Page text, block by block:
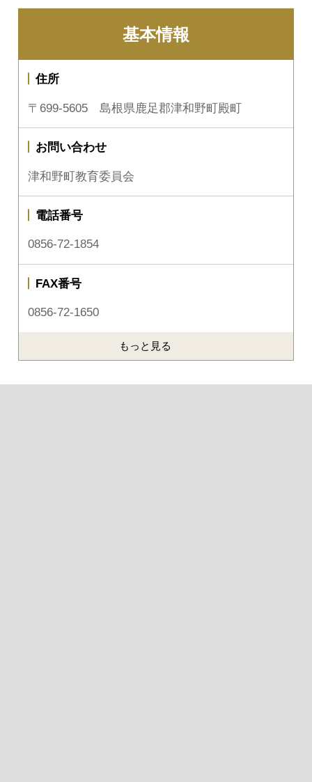
基本情報
住所
〒699-5605 島根県鹿足郡津和野町殿町
お問い合わせ
津和野町教育委員会
電話番号
0856-72-1854
FAX番号
0856-72-1650
もっと見る